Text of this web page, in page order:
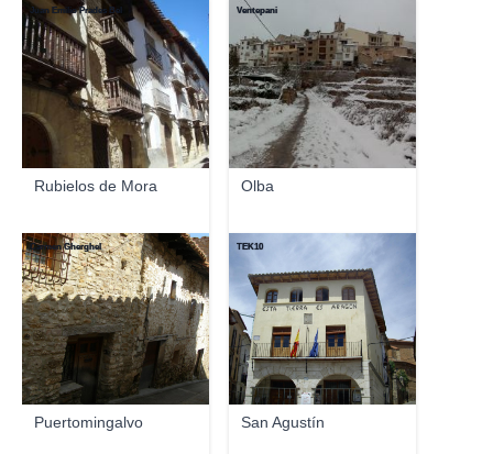
Rubielos de Mora
Juan Emilio Prades Bel
Olba
Ventepani
Puertomingalvo
Carmen Gherghel
San Agustín
TEK10